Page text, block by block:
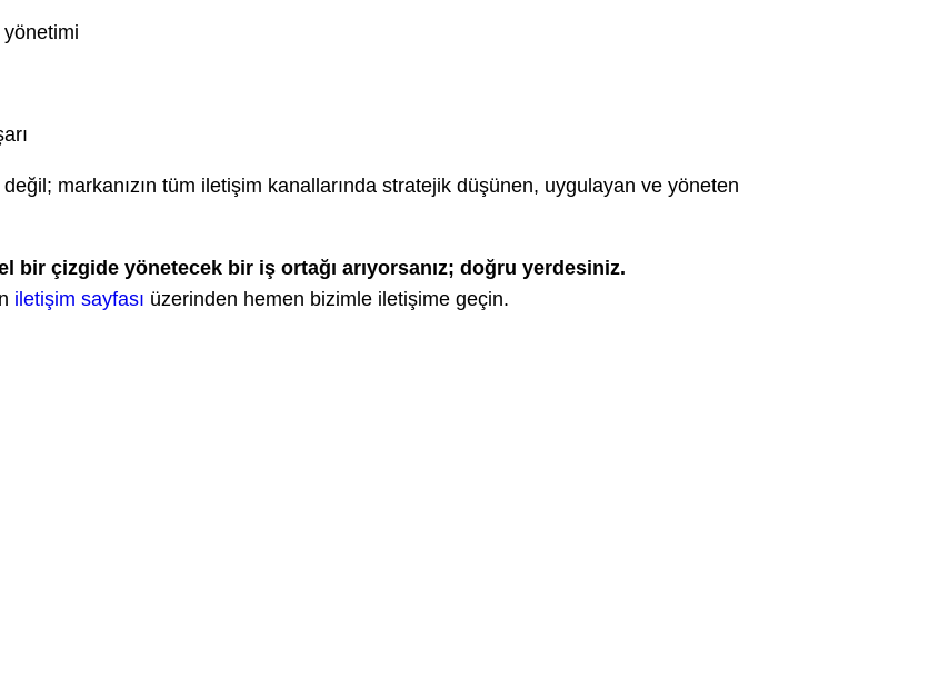
yönetimi
markanızın tüm iletişim kanallarında stratejik düşünen, uygulayan ve yöneten
bir çizgide yönetecek bir iş ortağı arıyorsanız; doğru yerdesiniz.
iletişim sayfası üzerinden hemen bizimle iletişime geçin.